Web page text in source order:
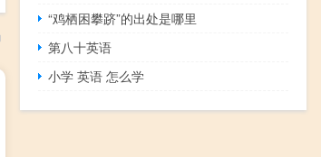
“鸡栖困攀跻”的出处是哪里
第八十英语
小学 英语 怎么学